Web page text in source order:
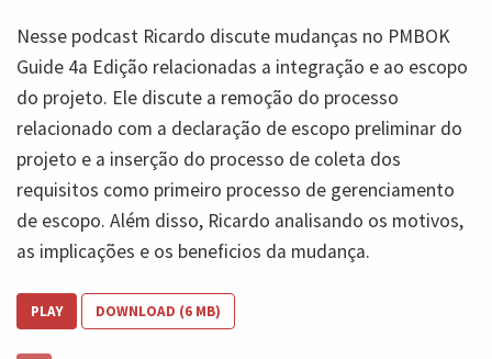
Nesse podcast Ricardo discute mudanças no PMBOK
Guide 4a Edição relacionadas a integração e ao escopo
do projeto. Ele discute a remoção do processo
relacionado com a declaração de escopo preliminar do
projeto e a inserção do processo de coleta dos
requisitos como primeiro processo de gerenciamento
de escopo. Além disso, Ricardo analisando os motivos,
as implicações e os beneficios da mudança.
PLAY DOWNLOAD (6 MB)